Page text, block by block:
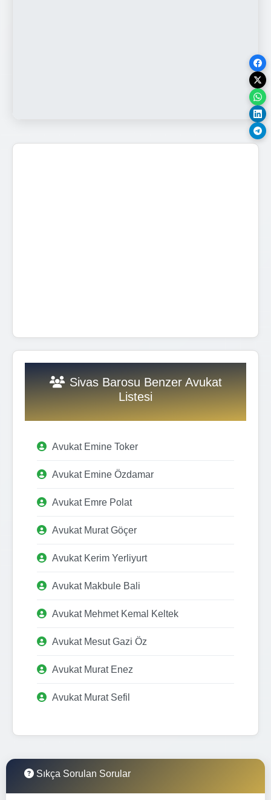
Sivas Barosu Benzer Avukat
Listesi
Avukat Emine Toker
Avukat Emine Özdamar
Avukat Emre Polat
Avukat Murat Göçer
Avukat Kerim Yerliyurt
Avukat Makbule Bali
Avukat Mehmet Kemal Keltek
Avukat Mesut Gazi Öz
Avukat Murat Enez
Avukat Murat Sefil
Sıkça Sorulan Sorular